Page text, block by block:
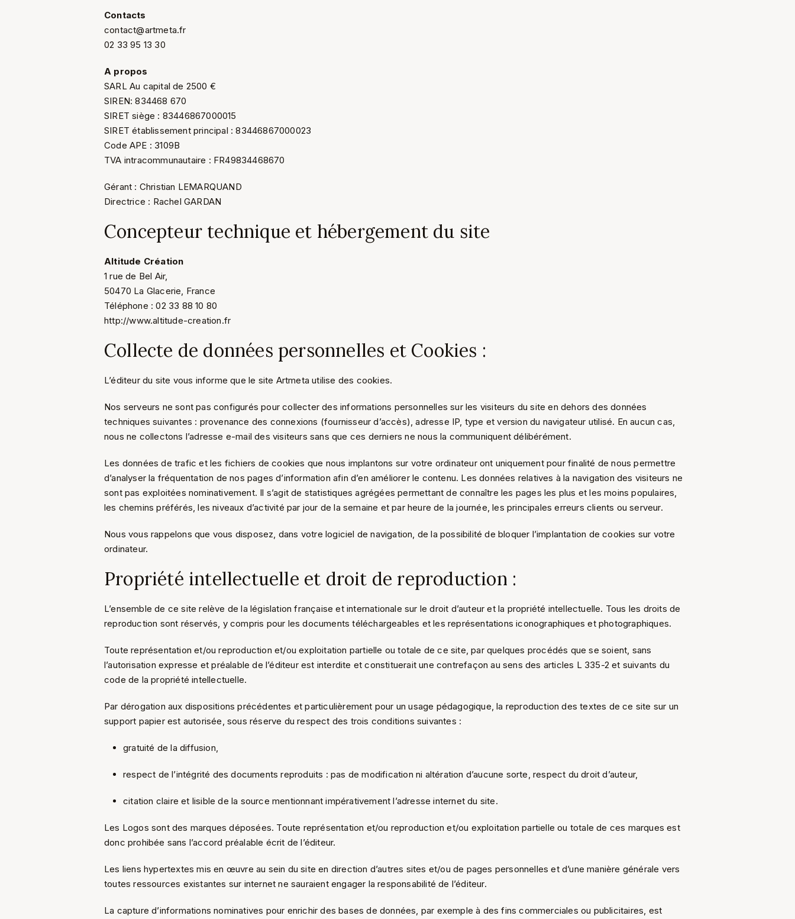
Contacts
contact@artmeta.fr
02 33 95 13 30
A propos
SARL Au capital de 2500 €
SIREN: 834468 670
SIRET siège : 83446867000015
SIRET établissement principal : 83446867000023
Code APE : 3109B
TVA intracommunautaire : FR49834468670
Gérant : Christian LEMARQUAND
Directrice : Rachel GARDAN
Concepteur technique et hébergement du site
Altitude Création
1 rue de Bel Air,
50470 La Glacerie, France
Téléphone : 02 33 88 10 80
http://www.altitude-creation.fr
Collecte de données personnelles et Cookies :
L’éditeur du site vous informe que le site Artmeta utilise des cookies.
Nos serveurs ne sont pas configurés pour collecter des informations personnelles sur les visiteurs du site en dehors des données
techniques suivantes : provenance des connexions (fournisseur d’accès), adresse IP, type et version du navigateur utilisé. En aucun cas,
nous ne collectons l’adresse e-mail des visiteurs sans que ces derniers ne nous la communiquent délibérément.
Les données de trafic et les fichiers de cookies que nous implantons sur votre ordinateur ont uniquement pour finalité de nous permettre
d’analyser la fréquentation de nos pages d’information afin d’en améliorer le contenu. Les données relatives à la navigation des visiteurs ne
sont pas exploitées nominativement. Il s’agit de statistiques agrégées permettant de connaître les pages les plus et les moins populaires,
les chemins préférés, les niveaux d’activité par jour de la semaine et par heure de la journée, les principales erreurs clients ou serveur.
Nous vous rappelons que vous disposez, dans votre logiciel de navigation, de la possibilité de bloquer l’implantation de cookies sur votre
ordinateur.
Propriété intellectuelle et droit de reproduction :
L’ensemble de ce site relève de la législation française et internationale sur le droit d’auteur et la propriété intellectuelle. Tous les droits de
reproduction sont réservés, y compris pour les documents téléchargeables et les représentations iconographiques et photographiques.
Toute représentation et/ou reproduction et/ou exploitation partielle ou totale de ce site, par quelques procédés que se soient, sans
l’autorisation expresse et préalable de l’éditeur est interdite et constituerait une contrefaçon au sens des articles L 335-2 et suivants du
code de la propriété intellectuelle.
Par dérogation aux dispositions précédentes et particulièrement pour un usage pédagogique, la reproduction des textes de ce site sur un
support papier est autorisée, sous réserve du respect des trois conditions suivantes :
gratuité de la diffusion,
respect de l’intégrité des documents reproduits : pas de modification ni altération d’aucune sorte, respect du droit d’auteur,
citation claire et lisible de la source mentionnant impérativement l’adresse internet du site.
Les Logos sont des marques déposées. Toute représentation et/ou reproduction et/ou exploitation partielle ou totale de ces marques est
donc prohibée sans l’accord préalable écrit de l’éditeur.
Les liens hypertextes mis en œuvre au sein du site en direction d’autres sites et/ou de pages personnelles et d’une manière générale vers
toutes ressources existantes sur internet ne sauraient engager la responsabilité de l’éditeur.
La capture d’informations nominatives pour enrichir des bases de données, par exemple à des fins commerciales ou publicitaires, est